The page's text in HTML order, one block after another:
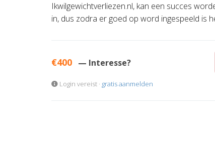
Ikwilgewichtverliezen.nl, kan een succes
in, dus zodra er goed op word ingespeeld is
€400 — Interesse?
Login vereist · gratis aanmelden